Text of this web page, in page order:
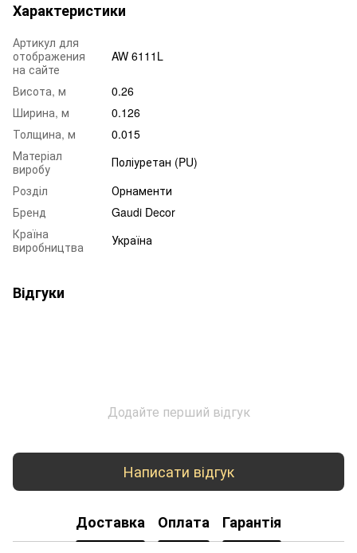
Характеристики
Артикул для
отображения
на сайте
AW 6111L
Висота, м
0.26
Ширина, м
0.126
Толщина, м
0.015
Матеріал
виробу
Поліуретан (PU)
Розділ
Орнаменти
Бренд
Gaudi Decor
Країна
виробництва
Україна
Відгуки
Додайте перший відгук
Написати відгук
Доставка Оплата Гарантія